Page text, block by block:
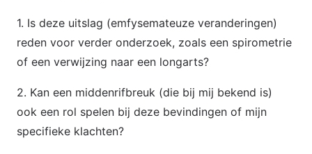
1. Is deze uitslag (emfysemateuze veranderingen)
reden voor verder onderzoek, zoals een spirometrie
of een verwijzing naar een longarts?
2. Kan een middenrifbreuk (die bij mij bekend is)
ook een rol spelen bij deze bevindingen of mijn
specifieke klachten?